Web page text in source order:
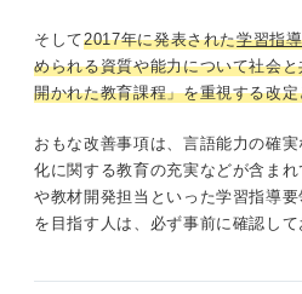
そして2017年に発表された学習指
められる資質や能力について社会
開かれた教育課程」を重視する改
おもな改善事項は、言語能力の確
化に関する教育の充実などが含ま
や教材開発担当といった学習指導
を目指す人は、必ず事前に確認して